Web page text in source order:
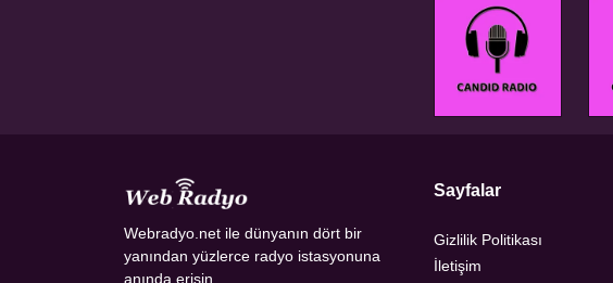
Webradyo.net ile dünyanın dört bir
yanından yüzlerce radyo istasyonuna
anında erişin.
Sayfalar
Gizlilik Politikası
İletişim